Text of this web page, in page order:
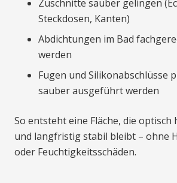
Zuschnitte sauber gelingen
Steckdosen, Kanten)
Abdichtungen im Bad
werden
Fugen und Silikonabschlüsse
sauber ausgeführt werden
So entsteht eine Fläche, die
und langfristig stabil bleibt – ohne
oder Feuchtigkeitsschäden.